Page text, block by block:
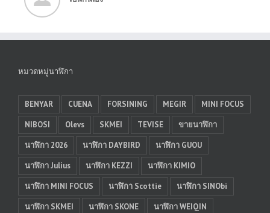
หมวดหมู่นาฬิกา
BENYAR CUENA FORSINING MEGIR
MINI FOCUS
NIBOSI
Olevs SKMEI TEVISE
ขายนาฬิกา
นาฬิกา 2026
นาฬิกา DAYBIRD
นาฬิกา GUOU
นาฬิกา Julius
นาฬิกา KEZZI
นาฬิกา KIMIO
นาฬิกา MINI FOCUS
นาฬิกา Scottie
นาฬิกา SINObi
นาฬิกา SKMEI
นาฬิกา SKONE
นาฬิกา WEIQIN